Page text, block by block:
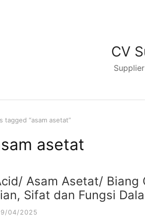
CV
tagged “asam asetat”
asetat
Asam Asetat/ Biang
Sifat dan Fungsi
04/2025